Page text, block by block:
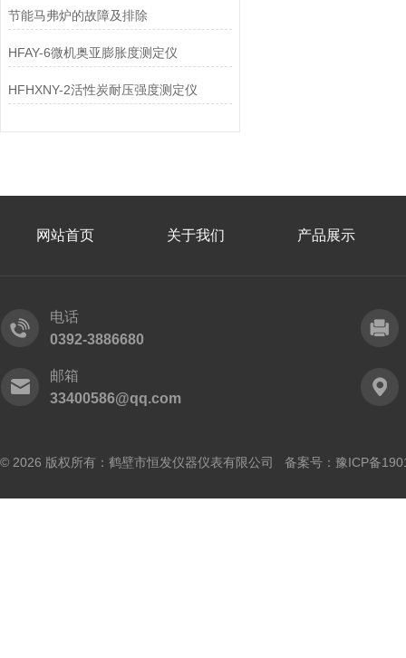
节能马弗炉的故障及排除
HFAY-6微机奥亚膨胀度测定仪
HFHXNY-2活性炭耐压强度测定仪
网站首页 关于我们 产品展示
电话
0392-3886680
邮箱
33400586@qq.com
© 2026 版权所有：鹤壁市恒发仪器仪表有限公司 备案号： 豫ICP备